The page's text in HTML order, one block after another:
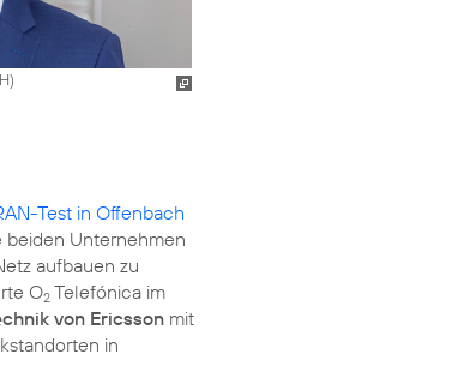
)
Test in Offenbach
beiden Unternehmen
aufbauen zu
O2Telefónica im
von Ericssonmit
in